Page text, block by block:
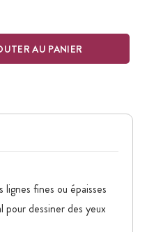
AU PANIER
fines ou épaisses
dessiner des yeux